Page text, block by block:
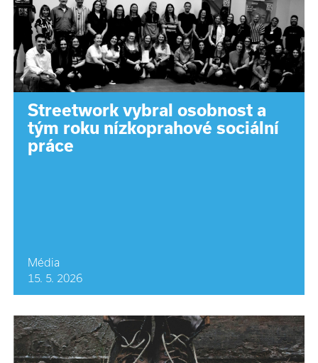
Streetwork vybral osobnost a
tým roku nízkoprahové sociální
práce
Média
15. 5. 2026